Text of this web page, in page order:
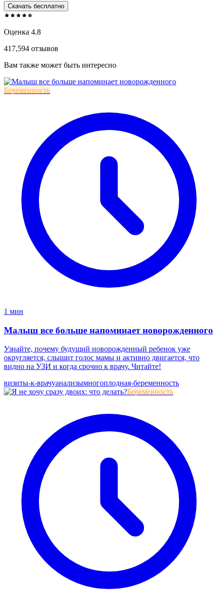
Скачать бесплатно
Оценка 4.8
417,594 отзывов
Вам также может быть интересно
Беременность
1 мин
Малыш все больше напоминает новорожденного
Узнайте, почему будущий новорожденный ребенок уже
округляется, слышит голос мамы и активно двигается, что
видно на УЗИ и когда срочно к врачу. Читайте!
визиты-к-врачуанализымногоплодная-беременность
Беременность